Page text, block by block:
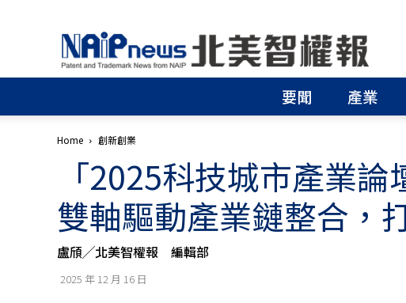
北
美
智
權
│
申
請
│
商
標
要聞 產業
Home 創新創業
「2025科技城市產業
雙軸驅動產業鏈整合，
盧頎╱北美智權報 編輯部
2025 年 12 月 16 日